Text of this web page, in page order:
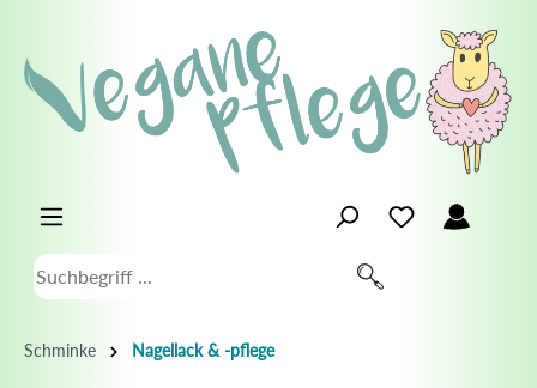
Schminke Nagellack & -pflege